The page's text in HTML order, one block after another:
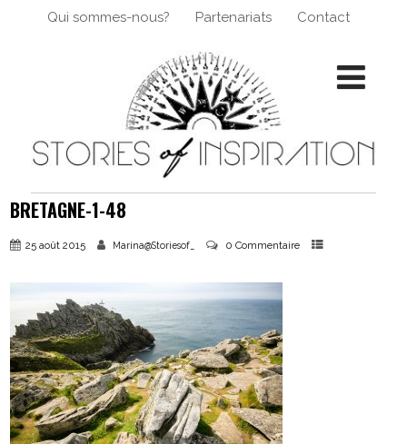
Qui sommes-nous? Partenariats Contact
BRETAGNE-1-48
25 août 2015 Marina@Storiesof_ 0 Commentaire